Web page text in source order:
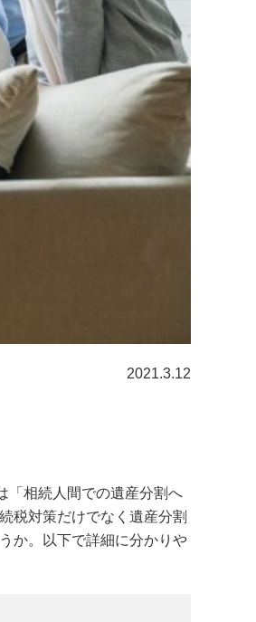
2021.3.12
「相続人間での遺産分割へ
税対策だけでなく遺産分割
か。以下で詳細に分かりや